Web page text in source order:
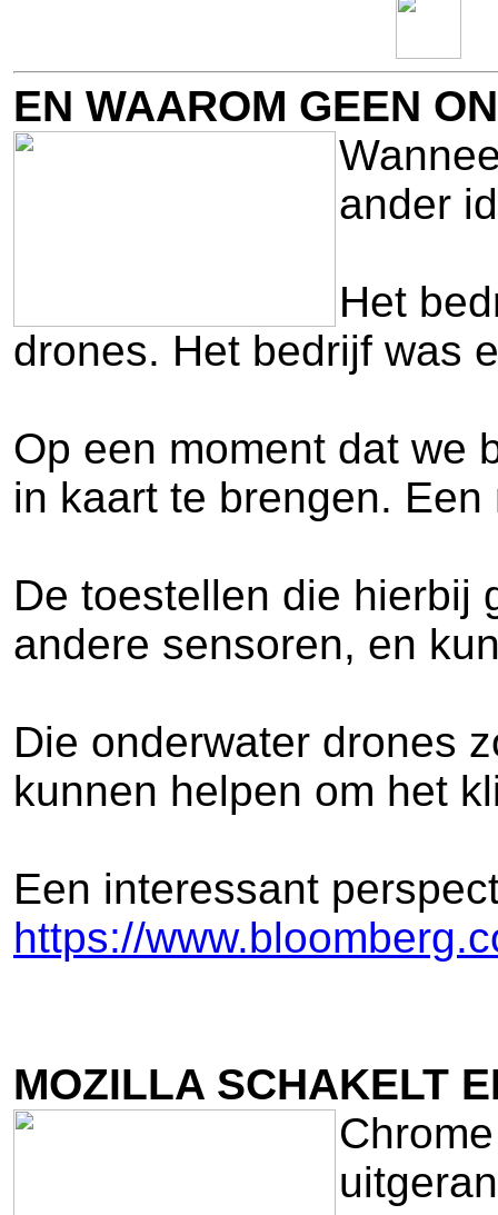
EN WAAROM GEEN
ander
Het
drones. Het bedrijf was
Op een moment dat we
in kaart te brengen.
De toestellen die hierbij
andere sensoren, en
Die onderwater drones
kunnen helpen om het
Een interessant
https://
MOZILLA SCHAKELT